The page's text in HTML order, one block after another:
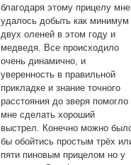
благодаря этому прицелу мне
удалось добыть как минимум
двух оленей в этом году и
медведя. Все происходило
очень динамично, и
уверенность в правильной
прикладке и знание точного
расстояния до зверя помогло
мне сделать хороший
выстрел. Конечно можно
бы обойтись простым трёх
пяти пиновым прицелом но у